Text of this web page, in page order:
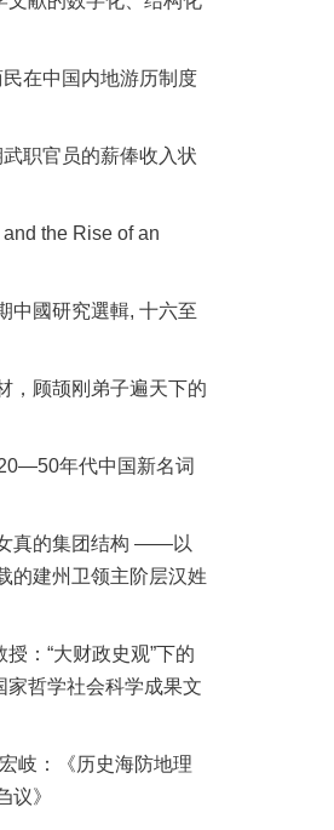
在中国内地游历制度
职官员的薪俸收入状
the Rise of an
中國研究選輯, 十六至
，顾颉刚弟子遍天下的
年代中国新名词
真的集团结构 ——以
的建州卫领主阶层汉姓
：“大财政史观”下的
家哲学社会科学成果文
岐：《历史海防地理
议》